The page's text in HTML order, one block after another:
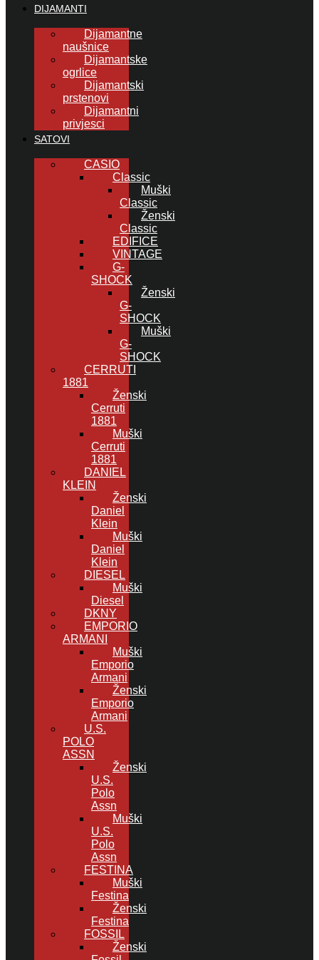
DIJAMANTI
Dijamantne
naušnice
Dijamantske
ogrlice
Dijamantski
prstenovi
Dijamantni
privjesci
SATOVI
CASIO
Classic
Muški
Classic
Ženski
Classic
EDIFICE
VINTAGE
G-
SHOCK
Ženski
G-
SHOCK
Muški
G-
SHOCK
CERRUTI
1881
Ženski
Cerruti
1881
Muški
Cerruti
1881
DANIEL
KLEIN
Ženski
Daniel
Klein
Muški
Daniel
Klein
DIESEL
Muški
Diesel
DKNY
EMPORIO
ARMANI
Muški
Emporio
Armani
Ženski
Emporio
Armani
U.S.
POLO
ASSN
Ženski
U.S.
Polo
Assn
Muški
U.S.
Polo
Assn
FESTINA
Muški
Festina
Ženski
Festina
FOSSIL
Ženski